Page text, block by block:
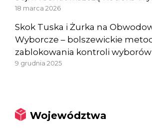
18 marca 2026
Skok Tuska i Żurka na
Wyborcze – bolszewickie
zablokowania kontroli
9 grudnia 2025
Województwa